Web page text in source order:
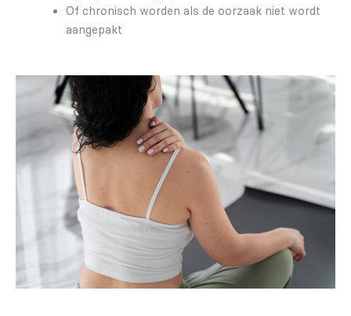
Of chronisch worden als de oorzaak niet wordt
aangepakt